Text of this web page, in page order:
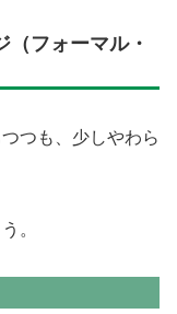
フォーマル・
つも、少しやわら
。